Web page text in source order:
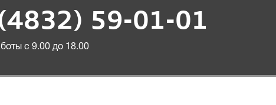
59-01-01
с 9.00 до 18.00